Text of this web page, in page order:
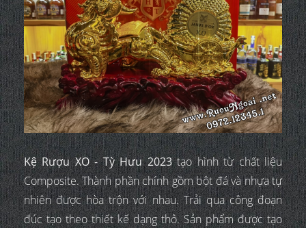
Kệ Rượu XO - Tỳ Hưu 2023tạo hình từ chất liệu
Composite. Thành phần chính gồm bột đá và nhựa tự
nhiên được hòa trộn với nhau. Trải qua công đoạn
đúc tạo theo thiết kế dạng thô. Sản phẩm được tạo